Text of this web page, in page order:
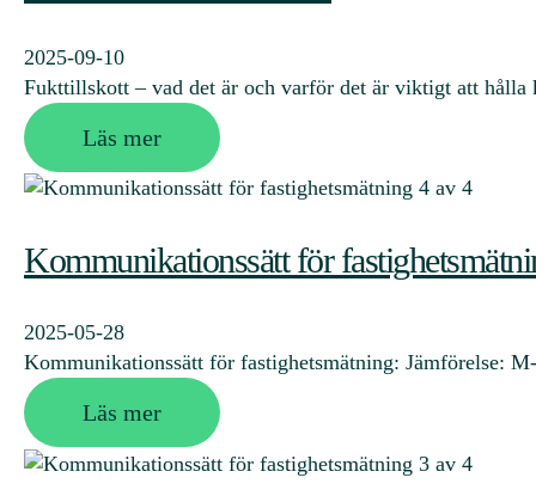
2025-09-10
Fukttillskott – vad det är och varför det är viktigt att hålla
Läs mer
Kommunikationssätt för
2025-05-28
Kommunikationssätt för fastighetsmätning: Jämförelse:
Läs mer